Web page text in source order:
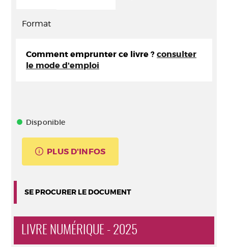
Format
Comment emprunter ce livre ? consulter
le mode d'emploi
Disponible
PLUS D'INFOS
SE PROCURER LE DOCUMENT
LIVRE NUMÉRIQUE - 2025